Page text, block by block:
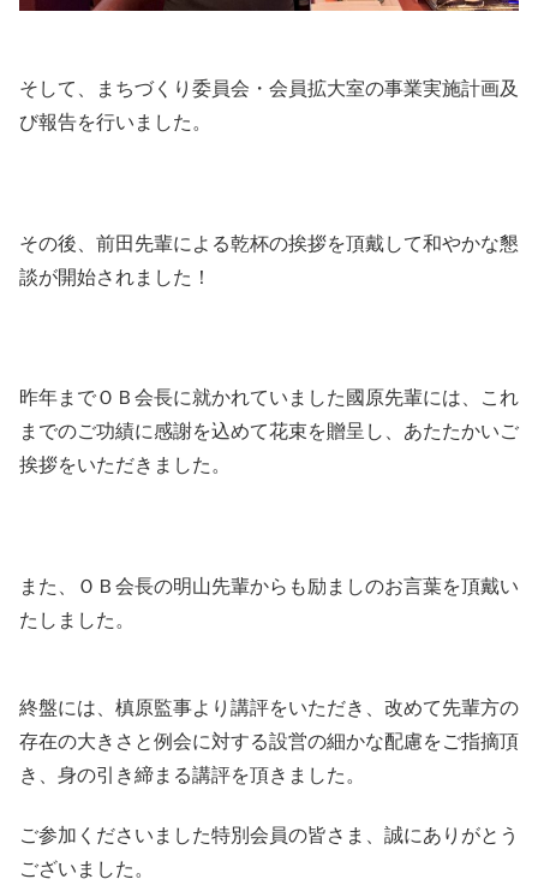
そして、まちづくり委員会・会員拡大室の事業実施計画及
び報告を行いました。
その後、前田先輩による乾杯の挨拶を頂戴して和やかな懇
談が開始されました！
昨年までＯＢ会長に就かれていました國原先輩には、これ
までのご功績に感謝を込めて花束を贈呈し、あたたかいご
挨拶をいただきました。
また、ＯＢ会長の明山先輩からも励ましのお言葉を頂戴い
たしました。
終盤には、槙原監事より講評をいただき、改めて先輩方の
存在の大きさと例会に対する設営の細かな配慮をご指摘頂
き、身の引き締まる講評を頂きました。
ご参加くださいました特別会員の皆さま、誠にありがとう
ございました。